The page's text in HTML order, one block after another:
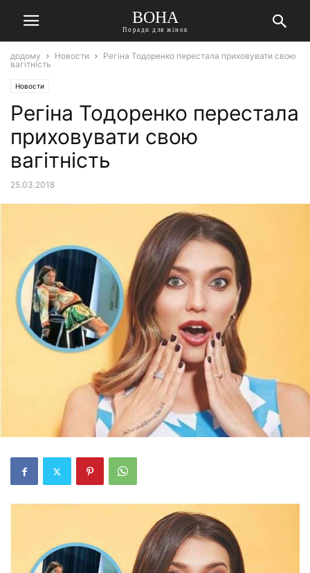
ВОНА
Поради для жінок
додому Новости
Регіна Тодоренко перестала приховувати свою
вагітність
Новости
Регіна Тодоренко перестала
приховувати свою
вагітність
25.03.2018